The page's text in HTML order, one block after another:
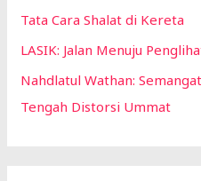
Tata Cara Shalat di Kereta
LASIK: Jalan Menuju
Nahdlatul Wathan:
Tengah Distorsi Ummat